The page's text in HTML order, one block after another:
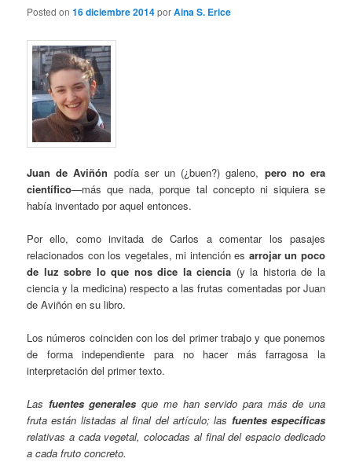
Posted on16 diciembre 2014porAina S. Erice
Juan de Aviñón podía ser un (¿buen?) galeno, pero no era
científico—más que nada, porque tal concepto ni siquiera se
había inventado por aquel entonces.
Por ello, como invitada de Carlos a comentar los pasajes
relacionados con los vegetales, mi intención es arrojar un poco
de luz sobre lo que nos dice la ciencia (y la historia de la
ciencia y la medicina) respecto a las frutas comentadas por Juan
de Aviñón en su libro.
Los números coinciden con los del primer trabajo y que ponemos
de forma independiente para no hacer más farragosa la
interpretación del primer texto.
Las fuentes generales que me han servido para más de una
fruta están listadas al final del artículo; las fuentes específicas
relativas a cada vegetal, colocadas al final del espacio dedicado
a cada fruto concreto.